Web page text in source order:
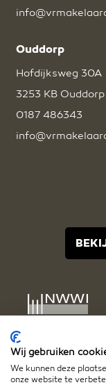
Ouddorp
Hofdijksweg 30A
3253 KB Ouddorp
0187 486343
Wij gebruiken
We kunnen deze
onze website te